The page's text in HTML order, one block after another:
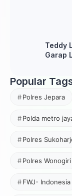
Teddy
Garap
Popular
Polres Jepara
Polda metro
Polres
Polres Wonogiri
FWJ- Indonesia